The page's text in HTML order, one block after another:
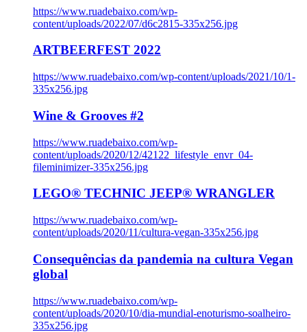
https://www.ruadebaixo.com/wp-
content/uploads/2022/07/d6c2815-335x256.jpg
ARTBEERFEST 2022
https://www.ruadebaixo.com/wp-content/uploads/2021/10/1-
335x256.jpg
Wine & Grooves #2
https://www.ruadebaixo.com/wp-
content/uploads/2020/12/42122_lifestyle_envr_04-
fileminimizer-335x256.jpg
LEGO® TECHNIC JEEP® WRANGLER
https://www.ruadebaixo.com/wp-
content/uploads/2020/11/cultura-vegan-335x256.jpg
Consequências da pandemia na cultura Vegan
global
https://www.ruadebaixo.com/wp-
content/uploads/2020/10/dia-mundial-enoturismo-soalheiro-
335x256.jpg